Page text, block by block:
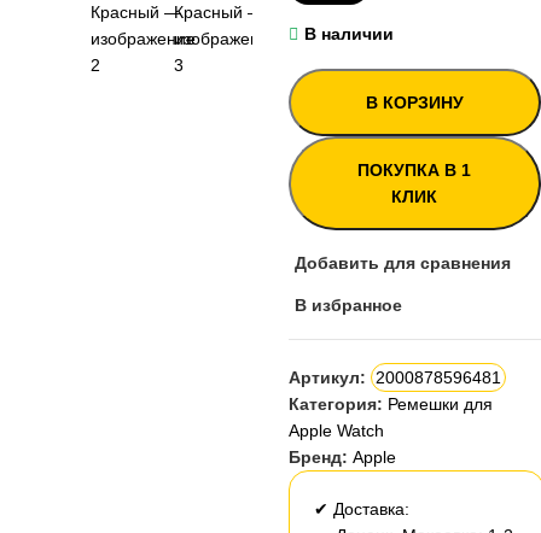
В наличии
В КОРЗИНУ
ПОКУПКА В 1
КЛИК
Добавить для сравнения
В избранное
Артикул: 2000878596481
Категория: Ремешки для
Apple Watch
Бренд: Apple
✔ Доставка: